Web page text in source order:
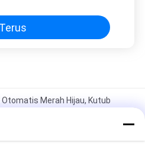
Terus
Merah Hijau, Kutub
Kutub Terang Lalu Lintas